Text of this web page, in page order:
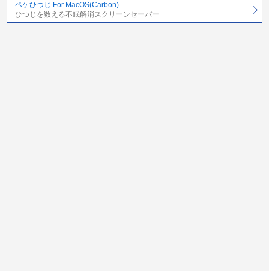
ペケひつじ For MacOS(Carbon)
ひつじを数える不眠解消スクリーンセーバー